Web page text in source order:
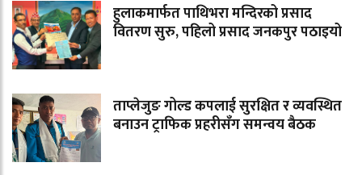
हुलाकमार्फत पाथिभरा मन्दिरको प्रसाद
वितरण सुरु, पहिलो प्रसाद जनकपुर पठाइयो
ताप्लेजुङ गोल्ड कपलाई सुरक्षित र व्यवस्थित
बनाउन ट्राफिक प्रहरीसँग समन्वय बैठक